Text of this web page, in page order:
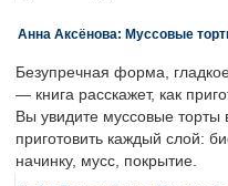
Анна Аксёнова: Муссовые
Безупречная форма,
— книга расскажет, как
Вы увидите муссовые торты
приготовить каждый слой:
начинку, мусс, покрытие.